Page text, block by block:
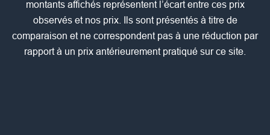
montants affichés représentent l’écart entre ces prix
observés et nos prix. Ils sont présentés à titre de
comparaison et ne correspondent pas à une réduction par
rapport à un prix antérieurement pratiqué sur ce site.